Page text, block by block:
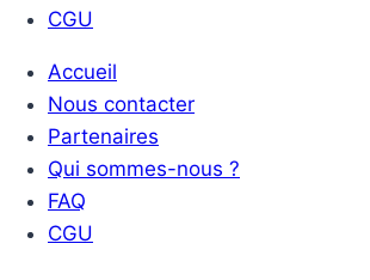
CGU
Accueil
Nous contacter
Partenaires
Qui sommes-nous ?
FAQ
CGU